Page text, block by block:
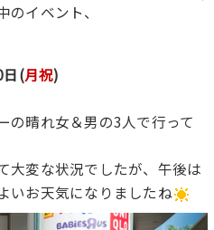
のイベント、
日(月祝)
の晴れ女＆男の3人で行って
大変な状況でしたが、午後は
いお天気になりましたね